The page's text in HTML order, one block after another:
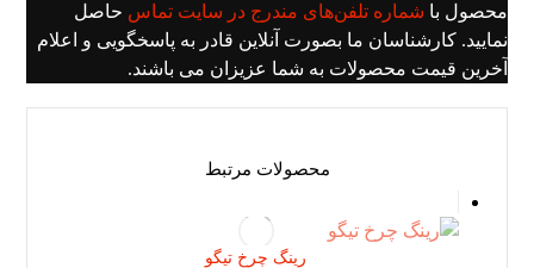
محصول با شماره تلفن‌های مندرج در سایت تماس حاصل
نمایید. کارشناسان ما بصورت آنلاین قادر به پاسخگویی و اعلام
آخرین قیمت محصولات به شما عزیزان می باشند.
محصولات مرتبط
رینگ چرخ تیگو